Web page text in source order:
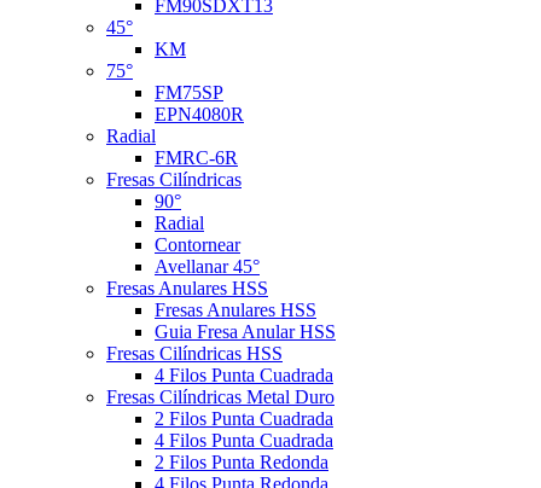
FM90SDXT13
45°
KM
75°
FM75SP
EPN4080R
Radial
FMRC-6R
Fresas Cilíndricas
90°
Radial
Contornear
Avellanar 45°
Fresas Anulares HSS
Fresas Anulares HSS
Guia Fresa Anular HSS
Fresas Cilíndricas HSS
4 Filos Punta Cuadrada
Fresas Cilíndricas Metal Duro
2 Filos Punta Cuadrada
4 Filos Punta Cuadrada
2 Filos Punta Redonda